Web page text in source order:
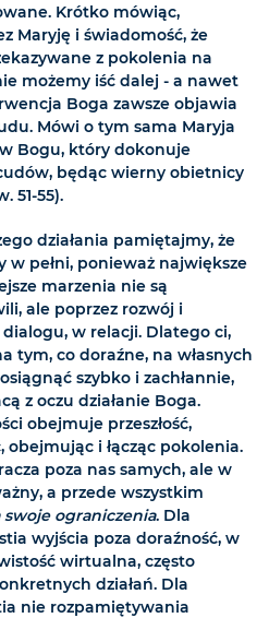
Krótko mówiąc,
Maryję i świadomość, że
z pokolenia na
możemy iść dalej - a nawet
Boga zawsze objawia
Mówi o tym sama Maryja
Bogu, który dokonuje
będąc wierny obietnicy
51-55).
działania pamiętajmy, że
w pełni, ponieważ największe
marzenia nie są
ale poprzez rozwój i
w relacji. Dlatego ci,
tym, co doraźne, na własnych
szybko i zachłannie,
z oczu działanie Boga.
obejmuje przeszłość,
obejmując i łącząc pokolenia.
poza nas samych, ale w
a przede wszystkim
swoje ograniczenia. Dla
wyjścia poza doraźność, w
wirtualna, często
działań. Dla
nie rozpamiętywania